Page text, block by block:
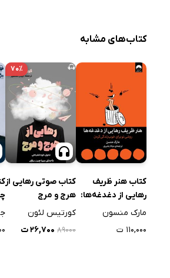
کتاب‌های مشابه
کتاب هنر ظریف
رهایی از دغدغه‌ها:
روشی نو برای خوب
مارک منسون
۱۱۰,۰۰۰ ت
۷۰٪
کتاب صوتی رهایی از
هرج و مرج
کورتیس لئون
۸۹۰۰۰ ۲۶,۷۰۰ ت